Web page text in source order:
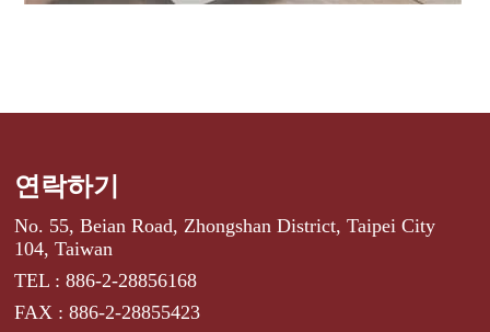
연락하기
No. 55, Beian Road, Zhongshan District, Taipei City
104, Taiwan
TEL : 886-2-28856168
FAX : 886-2-28855423